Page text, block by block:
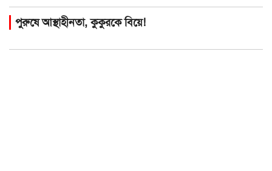
পুরুষে আস্থাহীনতা, কুকুরকে বিয়ে!